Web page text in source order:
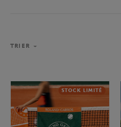
TRIER
STOCK LIMITÉ